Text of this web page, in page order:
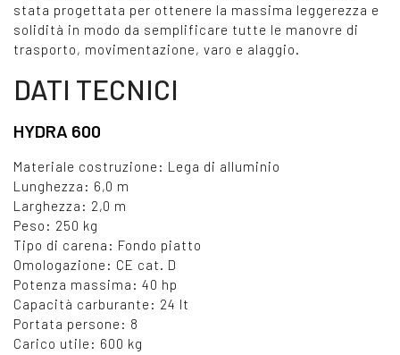
stata progettata per ottenere la massima leggerezza e
solidità in modo da semplificare tutte le manovre di
trasporto, movimentazione, varo e alaggio.
DATI TECNICI
HYDRA 600
Materiale costruzione: Lega di alluminio
Lunghezza: 6,0 m
Larghezza: 2,0 m
Peso: 250 kg
Tipo di carena: Fondo piatto
Omologazione: CE cat. D
Potenza massima: 40 hp
Capacità carburante: 24 lt
Portata persone: 8
Carico utile: 600 kg